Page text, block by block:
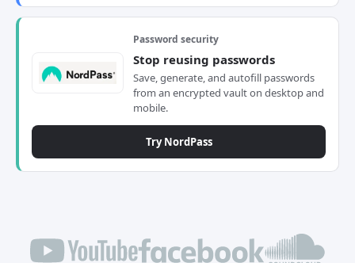
Password security
Stop reusing passwords
Save, generate, and autofill passwords
from an encrypted vault on desktop and
mobile.
Try NordPass